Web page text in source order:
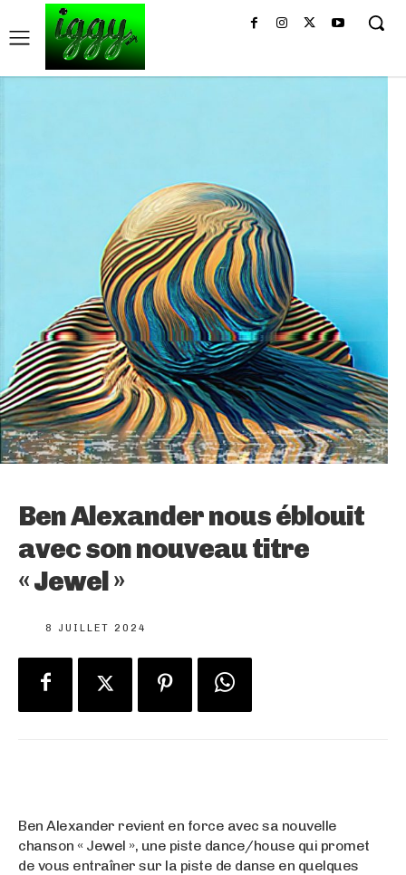
Ben Alexander nous éblouit
avec son nouveau titre
« Jewel »
8 JUILLET 2024
Ben Alexander revient en force avec sa nouvelle
chanson « Jewel », une piste dance/house qui promet
de vous entraîner sur la piste de danse en quelques